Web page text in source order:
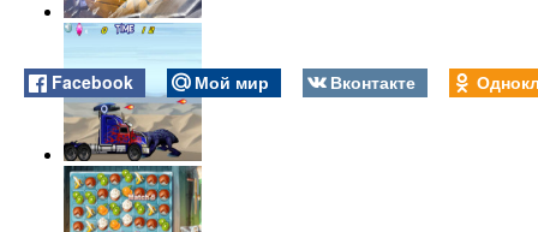
Facebook Мой мир Вконтакте